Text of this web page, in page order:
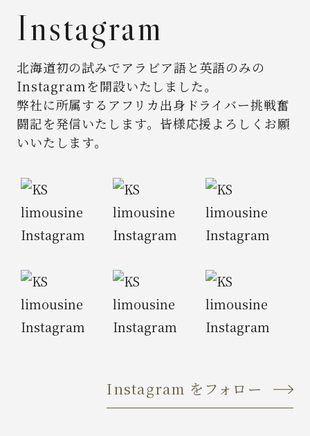
Instagram
北海道初の試みでアラビア語と英語のみの
Instagramを開設いたしました。
弊社に所属するアフリカ出身ドライバー挑戦奮
闘記を発信いたします。 皆様応援よろしくお願
いいたします。
Instagram をフォロー